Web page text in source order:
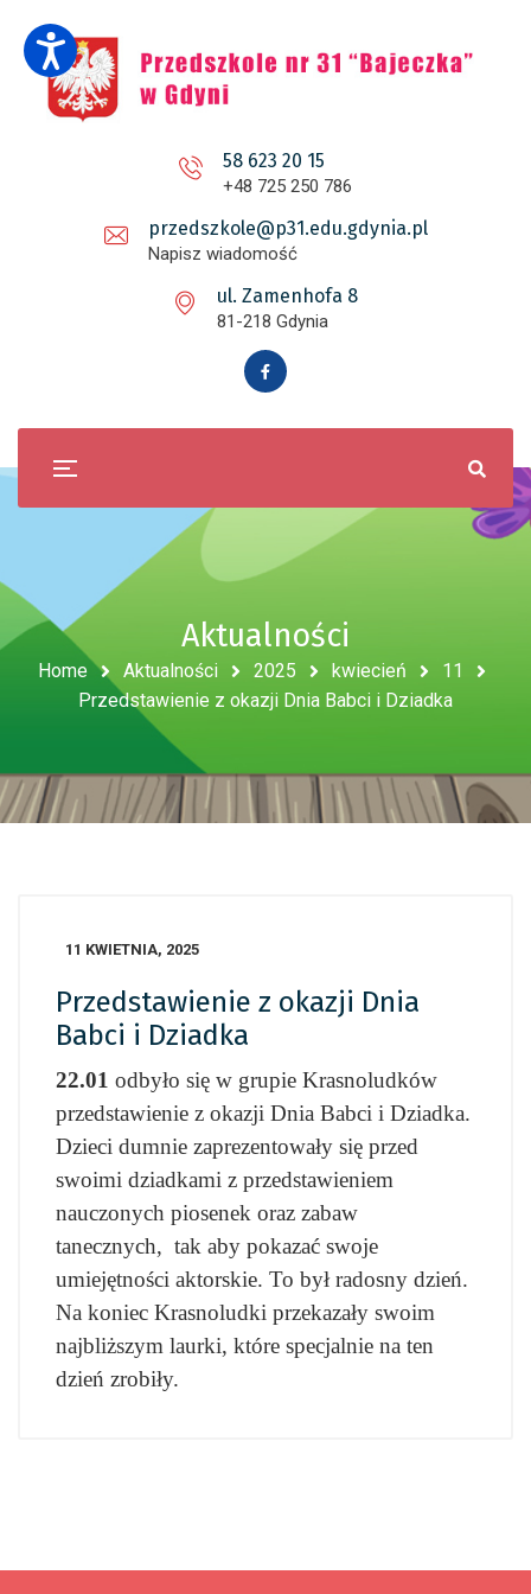
58 623 20 15
+48 725 250 786
przedszkole@p31.edu.gdynia.pl
Napisz wiadomość
ul. Zamenhofa 8
81-218 Gdynia
Aktualności
Home Aktualności 2025 kwiecień
11
Przedstawienie z okazji Dnia Babci i Dziadka
11 KWIETNIA, 2025
Przedstawienie z okazji Dnia
Babci i Dziadka
22.01 odbyło się w grupie Krasnoludków
przedstawienie z okazji Dnia Babci i Dziadka.
Dzieci dumnie zaprezentowały się przed
swoimi dziadkami z przedstawieniem
nauczonych piosenek oraz zabaw
tanecznych, tak aby pokazać swoje
umiejętności aktorskie. To był radosny dzień.
Na koniec Krasnoludki przekazały swoim
najbliższym laurki, które specjalnie na ten
dzień zrobiły.